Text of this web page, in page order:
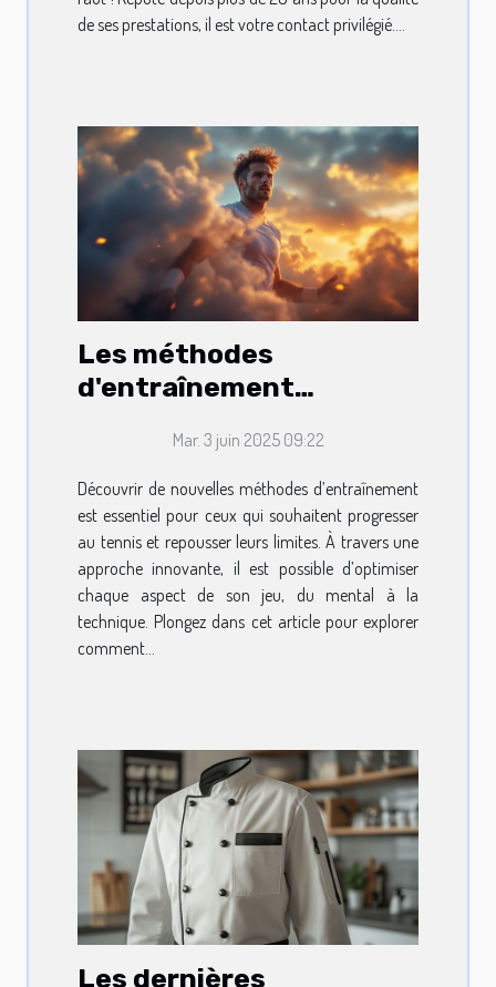
de ses prestations, il est votre contact privilégié....
Les méthodes
d'entraînement
améliorer votre jeu au
tennis
Mar. 3 juin 2025 09:22
Découvrir de nouvelles méthodes d’entraînement
est essentiel pour ceux qui souhaitent progresser
au tennis et repousser leurs limites. À travers une
approche innovante, il est possible d’optimiser
chaque aspect de son jeu, du mental à la
technique. Plongez dans cet article pour explorer
comment...
Les dernières